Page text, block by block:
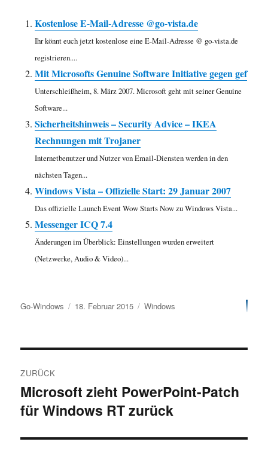
Kostenlose E-Mail-Adresse @go-vista.de
Ihr könnt euch jetzt kostenlose eine E-Mail-Adresse @ go-vista.de
registrieren....
Mit Microsofts Genuine Software Initiative gegen gef
Unterschleißheim, 8. März 2007. Microsoft geht mit seiner Genuine
Software...
Sicherheitshinweis – Security Advice – IKEA
Rechnungen mit Trojaner
Internetbenutzer und Nutzer von Email-Diensten werden in den
nächsten Tagen...
Windows Vista – Offizielle Start: 29 Januar 2007
Das offizielle Launch Event Wow Starts Now zu Windows Vista...
Messenger ICQ 7.4
Änderungen im Überblick: Einstellungen wurden erweitert
(Netzwerke, Audio & Video)...
Autor
Go-Windows
Veröffentlicht
18. Februar 2015 Kategorien
Windows
ZURÜCK
Vorheriger
Beitrag:
Microsoft zieht PowerPoint-Patch
für Windows RT zurück